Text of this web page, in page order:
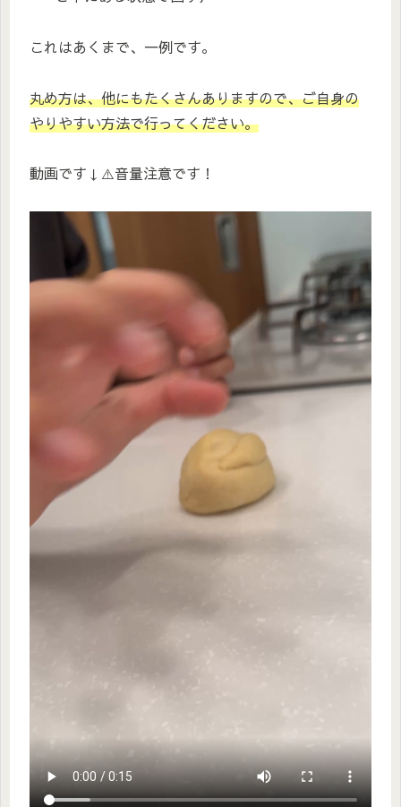
これはあくまで、一例です。
丸め方は、他にもたくさんありますので、ご自身の
やりやすい方法で行ってください。
動画です↓⚠️音量注意です！